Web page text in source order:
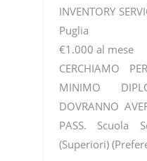
INVENTORY
Puglia
€1.000 al mese
CERCHIAMO
MINIMO
DOVRANNO
PASS. Scuola
(Superiori)